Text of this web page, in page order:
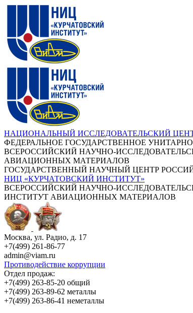
НАЦИОНАЛЬНЫЙ ИССЛЕДОВАТЕЛЬСКИЙ
ФЕДЕРАЛЬНОЕ ГОСУДАРСТВЕННОЕ
ВСЕРОССИЙСКИЙ НАУЧНО-
АВИАЦИОННЫХ МАТЕРИАЛОВ
ГОСУДАРСТВЕННЫЙ НАУЧНЫЙ ЦЕНТР
НИЦ «КУРЧАТОВСКИЙ ИНСТИТУТ»
ВСЕРОССИЙСКИЙ НАУЧНО-
ИНСТИТУТ АВИАЦИОННЫХ МАТЕРИАЛОВ
Москва, ул. Радио, д. 17
+7(499) 261-86-77
admin@viam.ru
Противодействие коррупции
Отдел продаж:
+7(499) 263-85-20 общий
+7(499) 263-89-62 металлы
+7(499) 263-86-41 неметаллы